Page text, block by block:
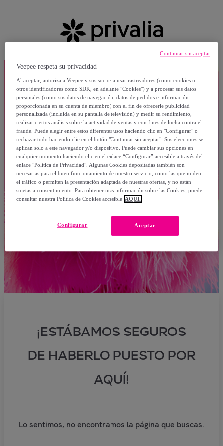
¡ESTÁBAMOS SEGUROS
DE HABERLO PUESTO POR
AQUÍ!
Lo sentimos, no encontramos la página que buscas.
Veepee respeta su privacidad
Al aceptar, autoriza a Veepee y sus socios a usar rastreadores (como cookies u
otros identificadores como SDK, en adelante "Cookies") y a procesar sus datos
personales (como sus datos de navegación, datos de pedidos e información
proporcionada en su cuenta de miembro) con el fin de ofrecerle publicidad
personalizada (incluida en su pantalla de televisión) y medir su rendimiento,
realizar ciertos análisis sobre la actividad de ventas y con fines de lucha contra el
fraude. Puede elegir entre estos diferentes usos haciendo clic en "Configurar" o
rechazar todo haciendo clic en el botón "Continuar sin aceptar". Sus elecciones se
aplican solo a este navegador y/o dispositivo. Puede cambiar sus opciones en
cualquier momento haciendo clic en el enlace “Configurar” accesible a través del
enlace "Política de Privacidad". Algunas Cookies depositadas también son
necesarias para el buen funcionamiento de nuestro servicio, como las que miden
el tráfico o permiten la presentación adaptada de nuestras ofertas, y no están
sujetas a consentimiento. Para obtener más información sobre las Cookies, puede
consultar nuestra Política de Cookies accesible AQUÍ.
Aceptar
Configurar
Continuar sin aceptar